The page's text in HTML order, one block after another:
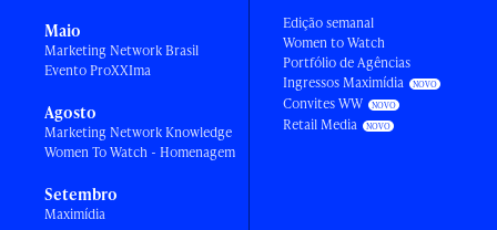
Maio
Marketing Network Brasil
Evento ProXXIma
Agosto
Marketing Network Knowledge
Women To Watch - Homenagem
Setembro
Maximídia
Edição semanal
Women to Watch
Portfólio de Agências
Ingressos Maximídia
Convites WW
Retail Media